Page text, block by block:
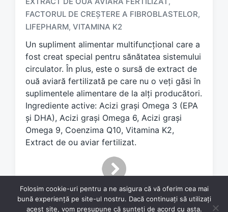
T
a
g
e
d
w
h
FACTORUL DE CREȘTERE A FIBROBLASTELOR,
LIFEPHARM, VITAMINA K2
Un supliment alimentar multifuncțional care a
fost creat special pentru sănătatea sistemului
circulator. În plus, este o sursă de extract de
ouă aviară fertilizată pe care nu o veți găsi în
suplimentele alimentare de la alți producători.
Ingrediente active: Acizi grași Omega 3 (EPA
și DHA), Acizi grași Omega 6, Acizi grași
Omega 9, Coenzima Q10, Vitamina K2,
Extract de ou aviar fertilizat.
Folosim cookie-uri pentru a ne asigura că vă oferim cea mai
bună experiență pe site-ul nostru. Dacă continuați să utilizați
acest site, vom presupune că sunteți de acord cu asta.